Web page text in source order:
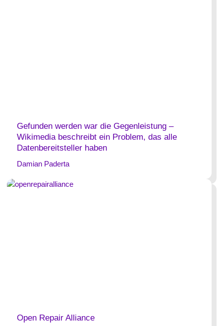
Gefunden werden war die Gegenleistung –
Wikimedia beschreibt ein Problem, das alle
Datenbereitsteller haben
Damian Paderta
Open Repair Alliance